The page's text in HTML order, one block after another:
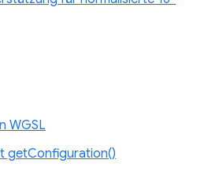
WGSL
getConfiguration()